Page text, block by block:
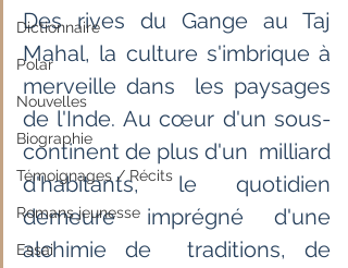
Dictionnaire
Polar
Nouvelles
Biographie
Témoignages / Récits
Romans jeunesse
Essai
Des rives du Gange au Taj
Mahal, la culture s'imbrique à
merveille dans  les paysages
de l'Inde. Au cœur d'un sous-
continent de plus d'un  milliard
d'habitants, le quotidien
demeure imprégné d'une
alchimie de  traditions, de